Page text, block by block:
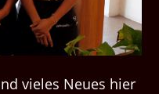
vieles Neues hier